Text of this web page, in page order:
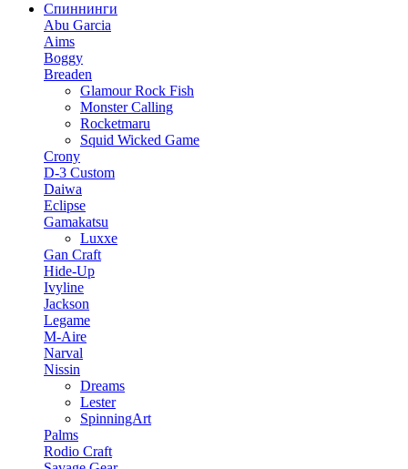
Спиннинги
Abu Garcia
Aims
Boggy
Breaden
Glamour Rock Fish
Monster Calling
Rocketmaru
Squid Wicked Game
Crony
D-3 Custom
Daiwa
Eclipse
Gamakatsu
Luxxe
Gan Craft
Hide-Up
Ivyline
Jackson
Legame
M-Aire
Narval
Nissin
Dreams
Lester
SpinningArt
Palms
Rodio Craft